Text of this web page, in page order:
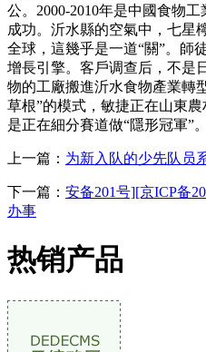
公。2000-2010年是中國食物
成功。沂水縣的空氣中，七星
全球，這幾乎是一道“關”。師
增長引擎。客戶调查后，不是
物的工廠搬進沂水食物產業轉
草根”的模式，敏捷正在山東
是正在細分賽道做“隱形冠軍”。
上一篇： 为新入队的少先队员
下一篇： 安备201号][京ICP备
办事
热销产品